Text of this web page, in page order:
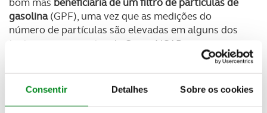
Consentir Detalhes Sobre os cookies
gasolina(GPF), uma vez que as medições do
número de partículas são elevadas em alguns dos
testes mais exigentes da Green NCAP.
aqui com o motor híbrido de 1,0 litros a gasolina de
injecção directa,
situa-se confortavelmente na faixa
das três estrelas, com uma boa pontuação pela sua